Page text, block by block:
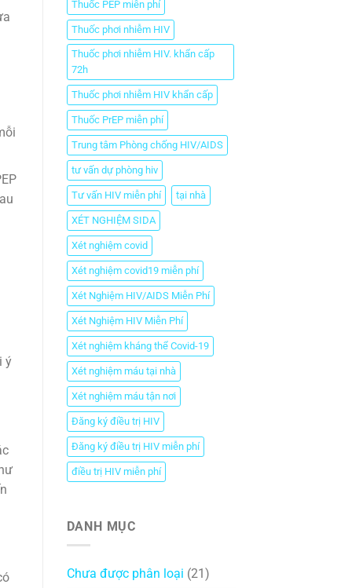
ý
Thuốc PEP miễn phí
Thuốc phơi nhiễm HIV
Thuốc phơi nhiễm HIV. khẩn cấp
72h
Thuốc phơi nhiễm HIV khẩn cấp
Thuốc PrEP miễn phí
Trung tâm Phòng chống HIV/AIDS
tư vấn dự phòng hiv
Tư vấn HIV miễn phí tại nhà
XÉT NGHIỆM SIDA
Xét nghiệm covid
Xét nghiệm covid19 miễn phí
Xét Nghiệm HIV/AIDS Miễn Phí
Xét Nghiệm HIV Miễn Phí
Xét nghiệm kháng thể Covid-19
Xét nghiệm máu tại nhà
Xét nghiệm máu tận nơi
Đăng ký điều trị HIV
Đăng ký điều trị HIV miễn phí
điều trị HIV miễn phí
DANH MỤC
Chưa được phân loại (21)